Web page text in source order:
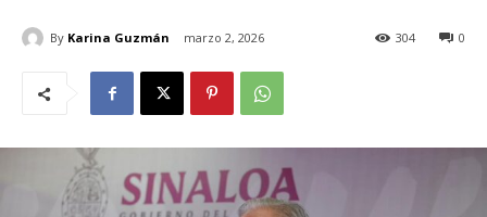
By Karina Guzmán marzo 2, 2026 0
304